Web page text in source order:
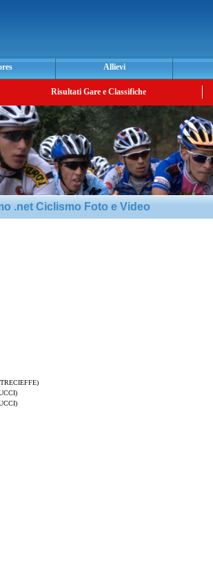
Allievi
Risultati Gare e Classifiche
.net Ciclismo Foto e Video